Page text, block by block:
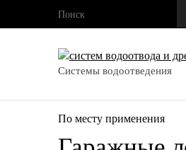
Системы водоотведения
По месту применения